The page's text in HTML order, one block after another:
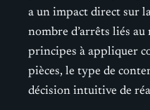
a un impact direct sur
nombre d’arrêts liés au
principes à appliquer
pièces, le type de
décision intuitive de